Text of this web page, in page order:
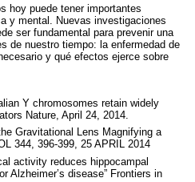
hoy puede tener importantes
y mental. Nuevas investigaciones
ser fundamental para prevenir una
de nuestro tiempo: la enfermedad de
y qué efectos ejerce sobre
Y chromosomes retain widely
Nature, April 24, 2014.
Gravitational Lens Magnifying a
344, 396-399, 25 APRIL2014
activity reduces hippocampal
Alzheimer’s disease” Frontiers in